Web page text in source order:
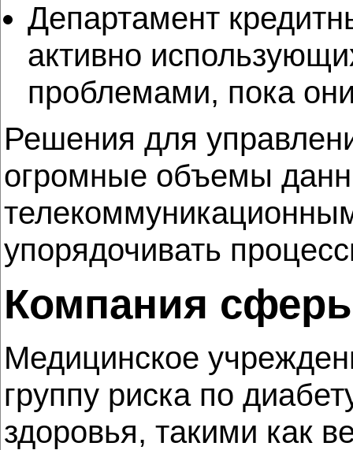
Департамент
активно
проблемами, пока
Решения для
огромные объемы
упорядочивать
Компания
Медицинское
группу риска по
здоровья, такими как